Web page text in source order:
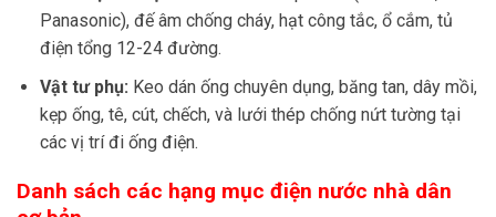
Panasonic), đế âm chống cháy, hạt công tắc, ổ cắm, tủ
điện tổng 12-24 đường.
Vật tư phụ: Keo dán ống chuyên dụng, băng tan, dây mồi,
kẹp ống, tê, cút, chếch, và lưới thép chống nứt tường tại
các vị trí đi ống điện.
Danh sách các hạng mục điện nước nhà dân